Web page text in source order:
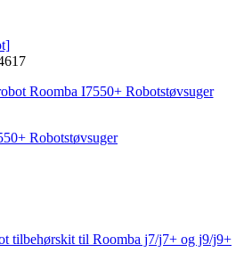
Robotstøvsuger